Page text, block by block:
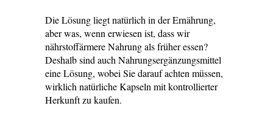
Die Lösung liegt natürlich in der Ernährung,
aber was, wenn erwiesen ist, dass wir
nährstoffärmere Nahrung als früher essen?
Deshalb sind auch Nahrungsergänzungsmittel
eine Lösung, wobei Sie darauf achten müssen,
wirklich natürliche Kapseln mit kontrollierter
Herkunft zu kaufen.